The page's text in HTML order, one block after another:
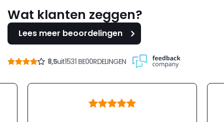
Wat klanten zeggen?
Lees meer beoordelingen
8,5uit1531 BE00RDELINGEN